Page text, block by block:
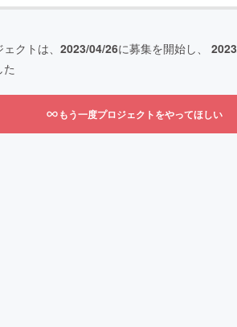
クトは、 2023/04/26に募集を開始し、
もう一度プロジェクトをやってほしい